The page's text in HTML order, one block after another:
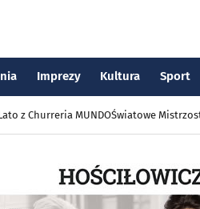
Imprezy Kultura Sport
z Churreria MUNDOŚwiatowe